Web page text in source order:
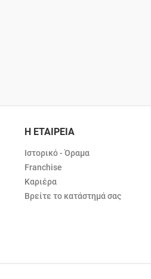
Η ΕΤΑΙΡΕΙΑ
Ιστορικό - Όραμα
Franchise
Καριέρα
Βρείτε το κατάστημά σας